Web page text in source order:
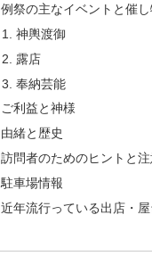
例祭の主なイベントと催し
神輿渡御
露店
奉納芸能
ご利益と神様
由緒と歴史
訪問者のためのヒントと
駐車場情報
近年流行っている出店・屋